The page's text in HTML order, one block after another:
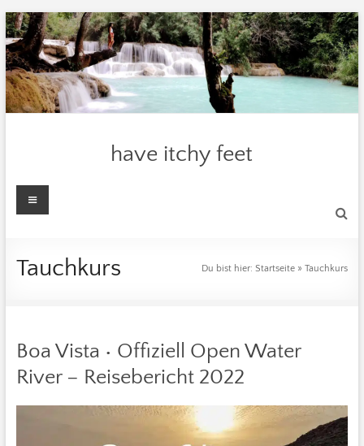
Zum
Inhalt
springen
have itchy feet
Menü
Tauchkurs Du bist hier:Startseite »Tauchkurs
Boa Vista • Offiziell Open Water
River – Reisebericht 2022